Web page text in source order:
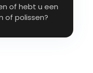
of hebt u een
of polissen?